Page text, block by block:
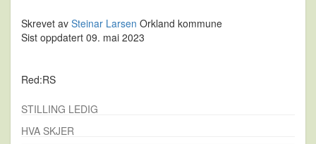
Skrevet av Steinar Larsen Orkland kommune
Sist oppdatert 09. mai 2023
Red:RS
STILLING LEDIG
HVA SKJER